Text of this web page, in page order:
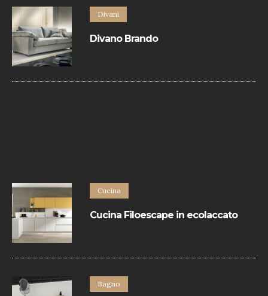
Divani
Divano Brando
Cucina
Cucina Filoescape in ecolaccato
sono realizzate con materiali eccellenti.
Bagno